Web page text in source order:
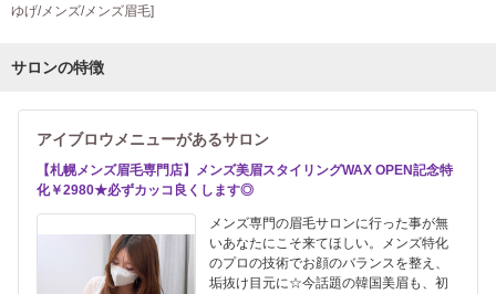
ゆげ/メンズ/メンズ眉毛]
サロンの特徴
アイブロウメニューがあるサロン
【札幌メンズ眉毛専門店】メンズ美眉スタイリングWAX OPEN記念特
化￥2980★必ずカッコ良くします◎
メンズ専門の眉毛サロンに行った事が無
いあなたにこそ来てほしい。メンズ特化
のプロの技術でお顔のバランスを整え、
垢抜け目元に☆今話題の韓国美眉も、初